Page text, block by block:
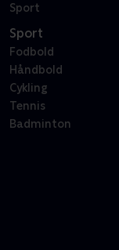
Sport
Sport
Fodbold
Håndbold
Cykling
Tennis
Badminton